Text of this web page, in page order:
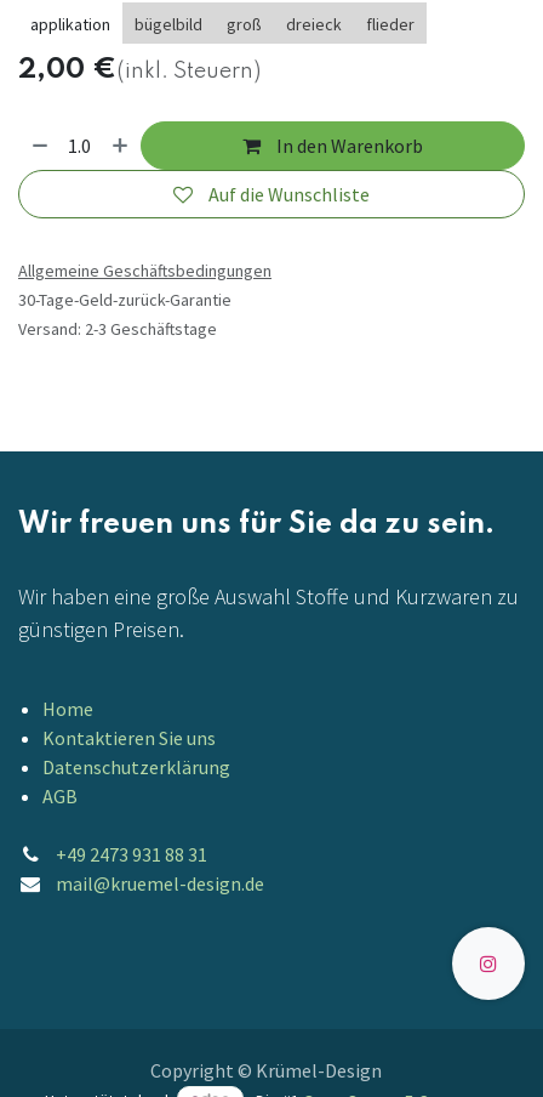
applikation bügelbild groß dreieck flieder
2,00 €(inkl. Steuern)
In den Warenkorb
Auf die Wunschliste
Allgemeine Geschäftsbedingungen
30-Tage-Geld-zurück-Garantie
Versand: 2-3 Geschäftstage
Wir freuen uns für Sie da zu sein.
Wir haben eine große Auswahl Stoffe und Kurzwaren zu
günstigen Preisen.
Home
Kontaktieren Sie uns
Datenschutzerklärung
AGB
+49 2473 931 88 31
mail@kruemel-design.de
Copyright © Krümel-Design